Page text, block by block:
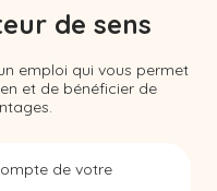
de sens
emploi qui vous permet
et de bénéficier de
de votre